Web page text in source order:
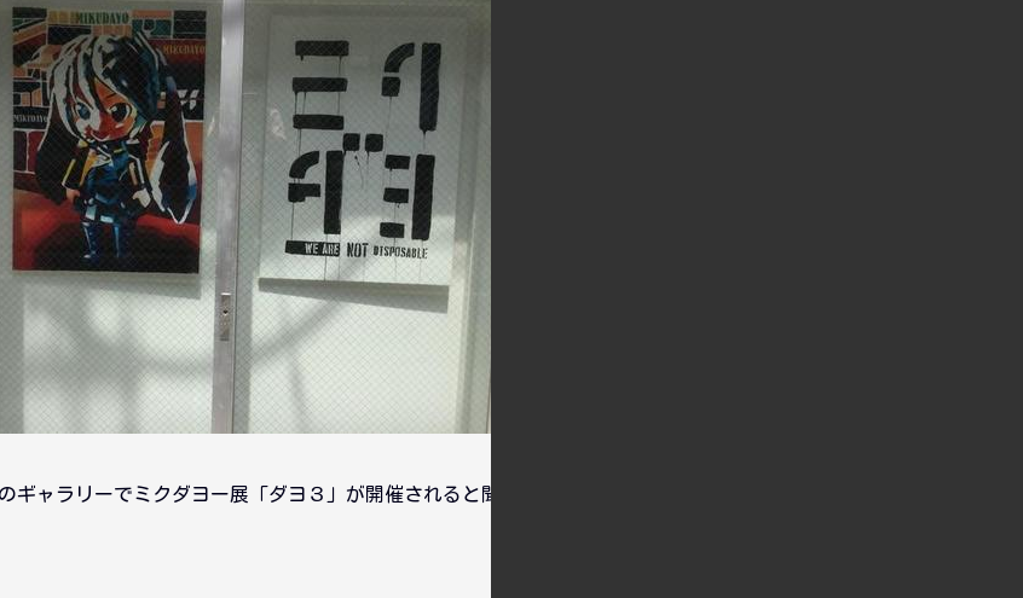
ギャラリーでミクダヨー展「ダヨ３」が開催されると聞いたので早速やってま